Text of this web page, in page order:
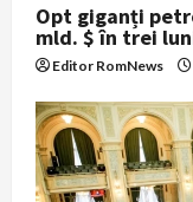
Opt giganți
mld. $ în trei
Editor RomNews